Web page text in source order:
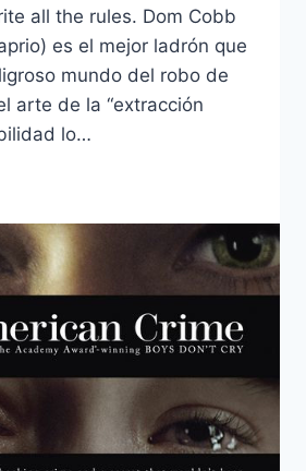
all the rules. Dom Cobb
es el mejor ladrón que
mundo del robo de
arte de la “extracción
lo…